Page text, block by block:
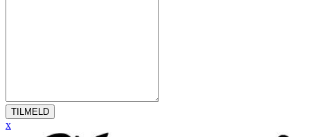
TILMELD
x